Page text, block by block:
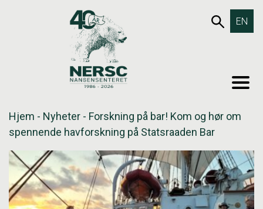
653SØK
EN
Hjem - Nyheter - Forskning på bar! Kom og hør om
spennende havforskning på Statsraaden Bar